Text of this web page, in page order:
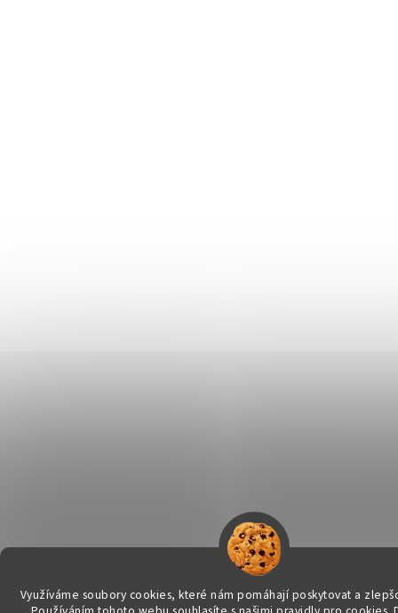
Využíváme soubory cookies, které nám pomáhají poskytovat a